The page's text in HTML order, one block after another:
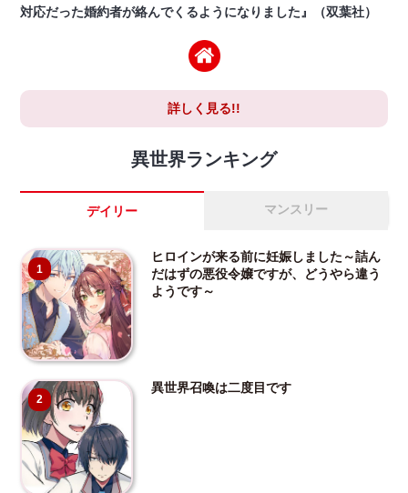
対応だった婚約者が絡んでくるようになりました』（双葉社）
詳しく見る!!
異世界ランキング
デイリー マンスリー
1
ヒロインが来る前に妊娠しました～詰ん
だはずの悪役令嬢ですが、どうやら違う
ようです～
2
異世界召喚は二度目です